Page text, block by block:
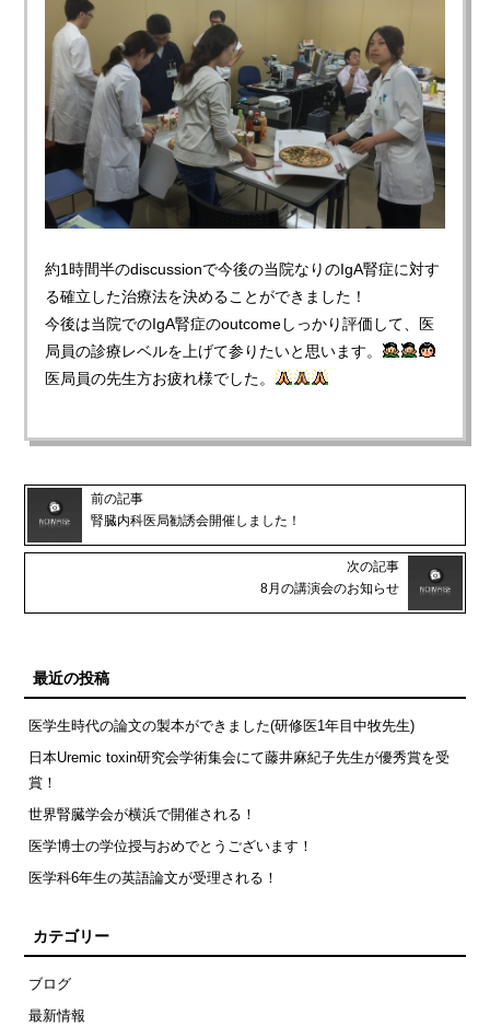
約1時間半のdiscussionで今後の当院なりのIgA腎症に対す
る確立した治療法を決めることができました！
今後は当院でのIgA腎症のoutcomeしっかり評価して、医
局員の診療レベルを上げて参りたいと思います。
医局員の先生方お疲れ様でした。
前の記事
腎臓内科医局勧誘会開催しました！
次の記事
8月の講演会のお知らせ
最近の投稿
医学生時代の論文の製本ができました(研修医1年目中牧先生)
日本Uremic toxin研究会学術集会にて藤井麻紀子先生が優秀賞を受
賞！
世界腎臓学会が横浜で開催される！
医学博士の学位授与おめでとうございます！
医学科6年生の英語論文が受理される！
カテゴリー
ブログ
最新情報